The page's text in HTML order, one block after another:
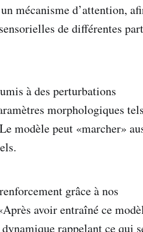
mécanisme d’attention,
de différentes
à des perturbations
morphologiques tels
modèle peut «marcher»
grâce à nos
avoir entraîné ce
rappelant ce qui